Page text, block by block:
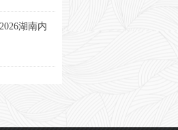
湖南内
发展博览